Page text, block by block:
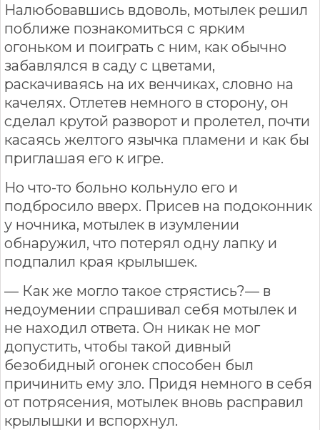
Налюбовавшись вдоволь, мотылек решил
поближе познакомиться с ярким
огоньком и поиграть с ним, как обычно
забавлялся в саду с цветами,
раскачиваясь на их венчиках, словно на
качелях. Отлетев немного в сторону, он
сделал крутой разворот и пролетел, почти
касаясь желтого язычка пламени и как бы
приглашая его к игре.
Но что-то больно кольнуло его и
подбросило вверх. Присев на подоконник
у ночника, мотылек в изумлении
обнаружил, что потерял одну лапку и
подпалил края крылышек.
— Как же могло такое стрястись?— в
недоумении спрашивал себя мотылек и
не находил ответа. Он никак не мог
допустить, чтобы такой дивный
безобидный огонек способен был
причинить ему зло. Придя немного в себя
от потрясения, мотылек вновь расправил
крылышки и вспорхнул.